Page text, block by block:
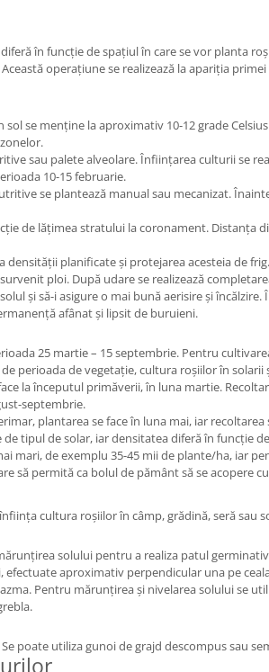
în funcție de spațiul în care se vor planta
operațiune se realizează la apariția
se menține la aproximativ 10-12 grade
sau palete alveolare. Înființarea culturii se
10-15 februarie.
se plantează manual sau mecanizat.
de lățimea stratului la coronament. Distanța
planificate și protejarea acesteia de
ploi. După udare se realizează
și să-i asigure o mai bună aerisire și
afânat și lipsit de buruieni.
25 martie – 15 septembrie. Pentru
perioada de vegetație, cultura roșiilor în
la începutul primăverii, în luna martie.
septembrie.
plantarea se face în luna mai, iar recoltarea
tipul de solar, iar densitatea diferă în funcție
mari, de exemplu 35-45 mii de plante/ha, iar
să permită ca bolul de pământ să se acopere
cultura roșiilor în câmp, grădină, seră sau
solului pentru a realiza patul
aproximativ perpendicular una pe
Pentru mărunțirea și nivelarea solului se
poate utiliza gunoi de grajd descompus sau